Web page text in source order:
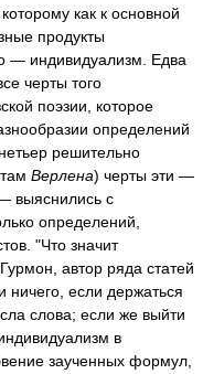
как к основной
продукты
— индивидуализм. Едва
черты того
поэзии, которое
определений
решительно
Верлена) черты эти —
выяснились с
определений,
"Что значит
автор ряда статей
ничего, если держаться
слова; если же выйти
в
заученных формул,